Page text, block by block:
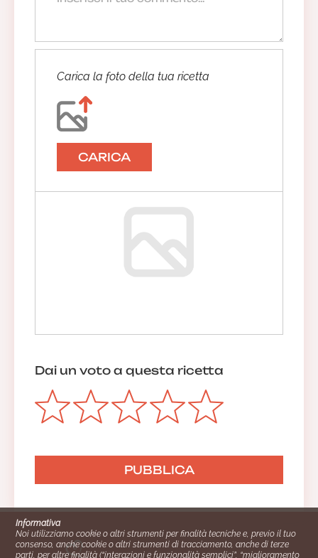
Carica la foto della tua ricetta
CARICA
Dai un voto a questa ricetta
Informativa
Noi utilizziamo cookie o altri strumenti per finalità tecniche e, previo il tuo
consenso, anche cookie o altri strumenti di tracciamento, anche di terze
parti, per altre finalità (“interazioni e funzionalità semplici”, “miglioramento